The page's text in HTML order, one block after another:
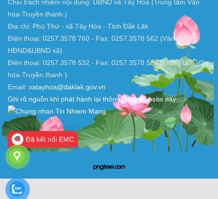
TRANG THÔNG TIN ĐIỆN TỬ XÃ TÂY HOÀ, ĐẮK LẮK
Chịu trách nhiệm nội dung: UBND xã Tây Hòa (Trung tâm Văn
hóa-Truyền thanh )
Địa chỉ: Phú Thứ - xã Tây Hòa - Tỉnh Đắk Lăk
Điện thoại: 0257.3578 760 - Fax: 0257.3578 562 (Văn phòng
HĐND&UBND xã)
Điện thoại: 0257.3578 532 - Fax: 0257.3578 589 (Trung tâm Văn
hóa-Truyền thanh )
Email:xatayhoa@daklak.gov.vn
Ghi rõ nguồn khi phát hành lại thông tin từ website này.
Đã kết nối EMC